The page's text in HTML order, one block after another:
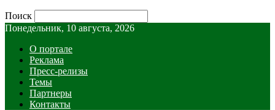
Поиск
Понедельник, 10 августа, 2026
О портале
Реклама
Пресс-релизы
Темы
Партнеры
Контакты